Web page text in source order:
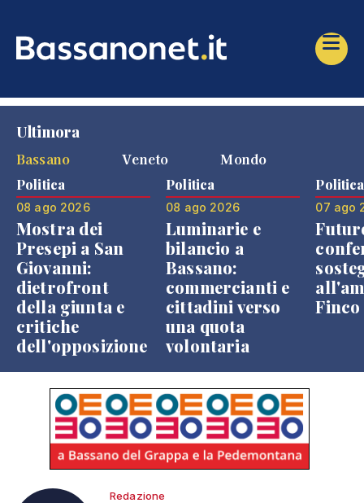
Ultimora
Bassano
Veneto Mondo
Politica
08 ago 2026
Mostra dei
Presepi a San
Giovanni:
dietrofront
della giunta e
critiche
dell'opposizione
Politica
08 ago 2026
Luminarie e
bilancio a
Bassano:
commercianti e
cittadini verso
una quota
volontaria
Politica
07 ago
Finco
Redazione